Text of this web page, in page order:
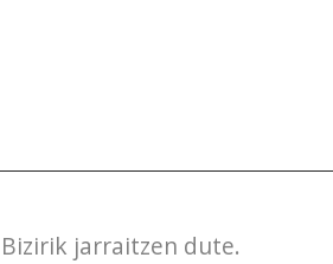
jarraitzen dute.